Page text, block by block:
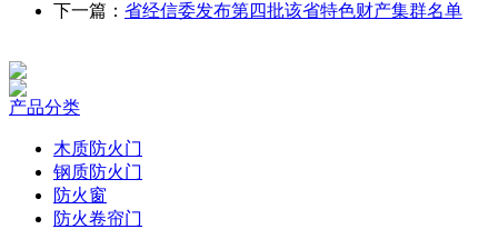
下一篇： 省经信委发布第四批该省特色财产集群名单
产品分类
木质防火门
钢质防火门
防火窗
防火卷帘门